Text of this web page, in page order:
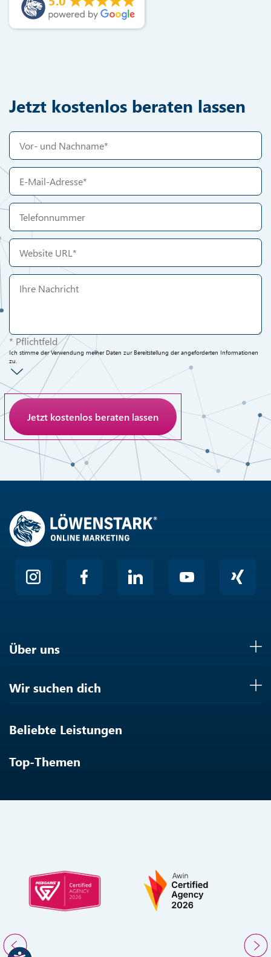
Jetzt kostenlos beraten lassen
* Pflichtfeld
Ich stimme der Verwendung meiner Daten zur Bereitstellung der angeforderten Informationen
zu.
Anti-Roboter-Verifizierung
Hier klicken
Über uns
Wir suchen dich
Beliebte Leistungen
Top-Themen